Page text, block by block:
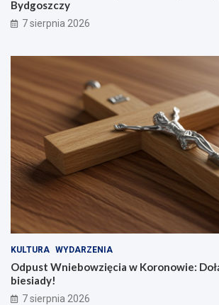
Bydgoszczy
7 sierpnia 2026
KULTURA WYDARZENIA
Odpust Wniebowzięcia w Koronowie:
biesiady!
7 sierpnia 2026